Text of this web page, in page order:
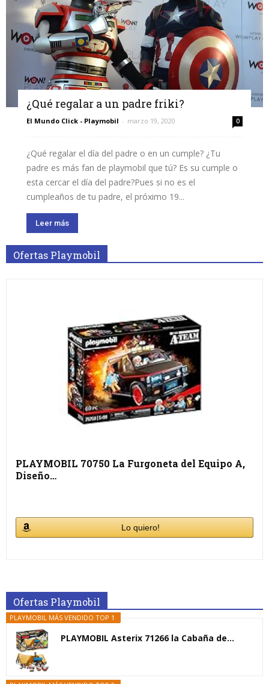
¿Qué regalar a un padre friki?
El Mundo Click - Playmobil - marzo 19, 2020 0
¿Qué regalar el día del padre o en un cumple? ¿Tu
padre es más fan de playmobil que tú? Es su cumple o
esta cercar el día del padre?Pues si no es el
cumpleaños de tu padre, el próximo 19...
Leer más
Ofertas Playmobil
PLAYMOBIL 70750 La Furgoneta del Equipo A,
Diseño…
Lo quiero!
Ofertas Playmobil
PLAYMOBIL MÁS VENDIDO TOP 1
PLAYMOBIL Asterix 71266 la Cabaña de...